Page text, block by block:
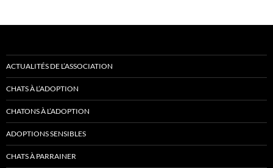
ACTUALITÉS DE L’ASSOCIATION
CHATS À L’ADOPTION
CHATONS À L’ADOPTION
ADOPTIONS SENSIBLES
CHATS À PARRAINER